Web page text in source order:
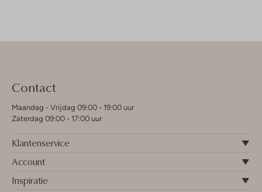
Contact
Maandag - Vrijdag 09:00 - 19:00 uur
Zaterdag 09:00 - 17:00 uur
Klantenservice
Account
Inspiratie